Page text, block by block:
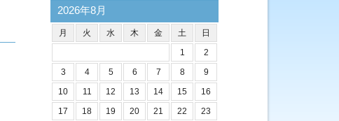
2026年8月
月 火 水 木 金 土
日
1
2
3
4 5 6 7 8
9
10
11 12 13 14 15
16
17
18 19 20 21 22
23